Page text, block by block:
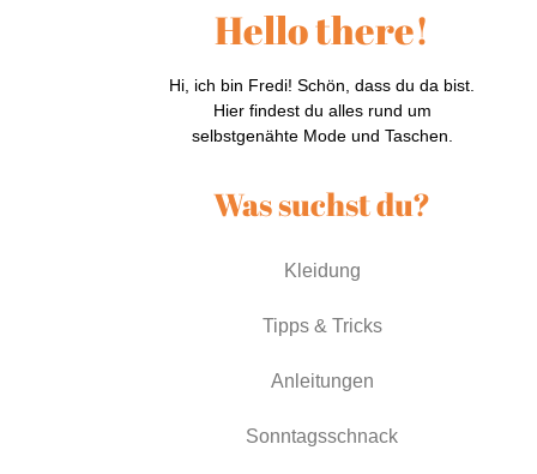
Hello there!
Hi, ich bin Fredi! Schön, dass du da bist.
Hier findest du alles rund um
selbstgenähte Mode und Taschen.
Was suchst du?
Kleidung
Tipps & Tricks
Anleitungen
Sonntagsschnack